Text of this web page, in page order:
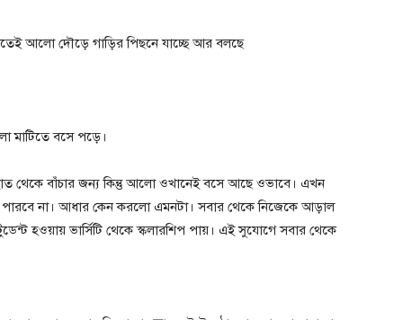
আলো দৌড়ে গাড়ির পিছনে যাচ্ছে আর বলছে
মাটিতে বসে পড়ে।
হাত থেকে বাঁচার জন্য কিন্তু আলো ওখানেই বসে আছে ওভাবে। এখন
না। আধার কেন করলো এমনটা। সবার থেকে নিজেকে আড়াল
হওয়ায় ভার্সিটি থেকে স্কলারশিপ পায়। এই সুযোগে সবার থেকে